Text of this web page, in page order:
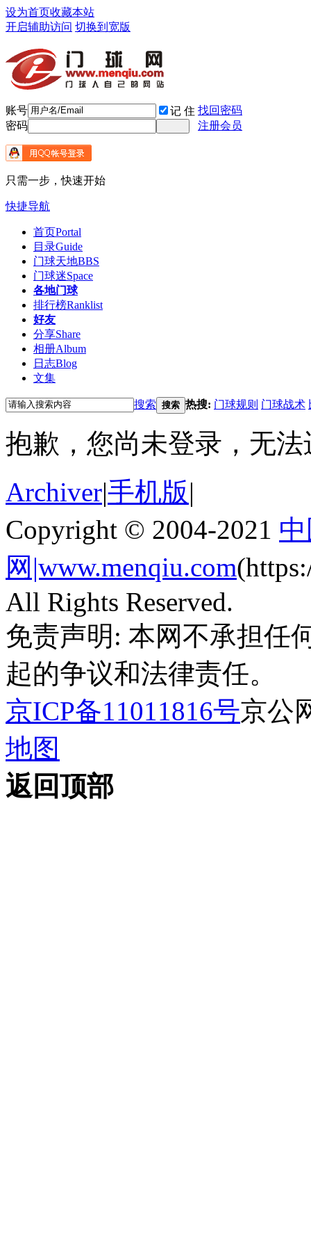
设为首页收藏本站
开启辅助访问 切换到宽版
账号 记 住 找回密码
密码
注册会员
只需一步，快速开始
快捷导航
首页Portal
目录Guide
门球天地BBS
门球迷Space
各地门球
排行榜Ranklist
好友
分享Share
相册Album
日志Blog
文集
搜索 搜索 热搜: 门球规则 门球战术
抱歉，您尚未登录，无
Archiver|手机版|
Copyright © 2004-2021
网|www.menqiu.com
All Rights Reserved.
免责声明: 本网不承担任
起的争议和法律责任。
京ICP备11011816号京公
地图
返回顶部